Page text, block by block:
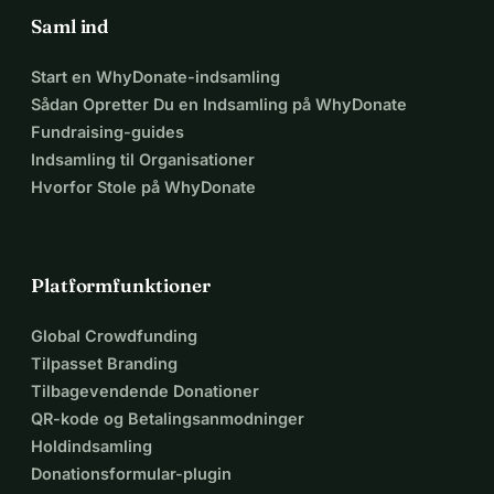
Saml ind
Start en WhyDonate-indsamling
Sådan Opretter Du en Indsamling på WhyDonate
Fundraising-guides
Indsamling til Organisationer
Hvorfor Stole på WhyDonate
Platformfunktioner
Global Crowdfunding
Tilpasset Branding
Tilbagevendende Donationer
QR-kode og Betalingsanmodninger
Holdindsamling
Donationsformular-plugin